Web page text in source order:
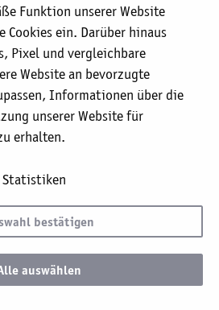
§6 Abs. 2
(LkSG)
EU-Förderung für
Trägergesellschaft mbH ·
·
·
Funktion unserer Website
Cookies ein. Darüber hinaus
Pixel und vergleichbare
Website an bevorzugte
Informationen über die
unserer Website für
erhalten.
bei dem Unterpunkt Cookies zu
welche Cookies gesetzt
Sie dies durch "Auswahl
Sie alle Cookies durch "Alle
Statistiken
bestätigen
auswählen